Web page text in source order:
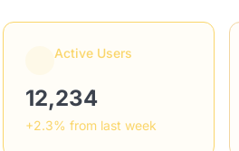
Active Users
12,234
+2.3% from last week